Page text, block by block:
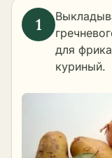
для
куриный.